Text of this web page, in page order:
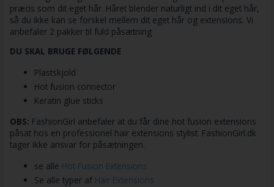
præcis som dit eget hår. Håret blender naturligt ind i dit eget hår,
så du ikke kan se forskel mellem dit eget hår og extensions. Vi
anbefaler 2 pakker til fuld påsætning
DU SKAL BRUGE FØLGENDE
Plastskjold
Hot fusion connector
Keratin glue sticks
OBS: FashionGirl anbefaler at du får dine hot fusion extensions
påsat hos en professionel hair extensions stylist. FashionGirl.dk
tager ikke ansvar for påsætningen.
se alle Hot Fusion Extensions
Se alle typer af Hair Extensions